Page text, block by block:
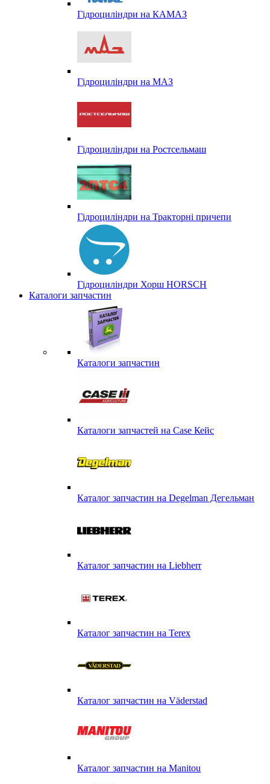
Гідроциліндри на КАМАЗ
Гідроциліндри на МАЗ
Гідроциліндри на Ростсельмаш
Гідроциліндри на Тракторні причепи
Гідроциліндри Хорш HORSCH
Каталоги запчастин
Каталоги запчастин
Каталоги запчастей на Case Кейс
Каталог запчастин на Degelman Дегельман
Каталог запчастин на Liebherr
Каталог запчастин на Terex
Каталог запчастин на Väderstad
Каталог запчастин на Маnitou